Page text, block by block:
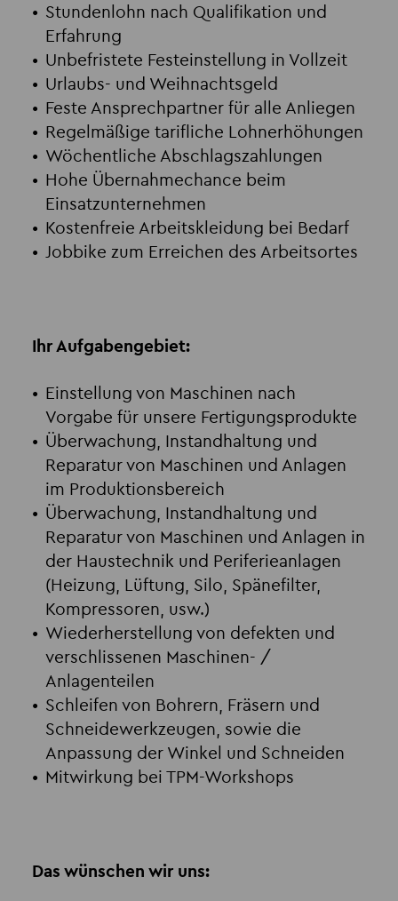
Stundenlohn nach Qualifikation und
Erfahrung
Unbefristete Festeinstellung in Vollzeit
Urlaubs- und Weihnachtsgeld
Feste Ansprechpartner für alle Anliegen
Regelmäßige tarifliche Lohnerhöhungen
Wöchentliche Abschlagszahlungen
Hohe Übernahmechance beim
Einsatzunternehmen
Kostenfreie Arbeitskleidung bei Bedarf
Jobbike zum Erreichen des Arbeitsortes
Ihr Aufgabengebiet:
Einstellung von Maschinen nach
Vorgabe für unsere Fertigungsprodukte
Überwachung, Instandhaltung und
Reparatur von Maschinen und Anlagen
im Produktionsbereich
Überwachung, Instandhaltung und
Reparatur von Maschinen und Anlagen in
der Haustechnik und Periferieanlagen
(Heizung, Lüftung, Silo, Spänefilter,
Kompressoren, usw.)
Wiederherstellung von defekten und
verschlissenen Maschinen- /
Anlagenteilen
Schleifen von Bohrern, Fräsern und
Schneidewerkzeugen, sowie die
Anpassung der Winkel und Schneiden
Mitwirkung bei TPM-Workshops
Das wünschen wir uns: